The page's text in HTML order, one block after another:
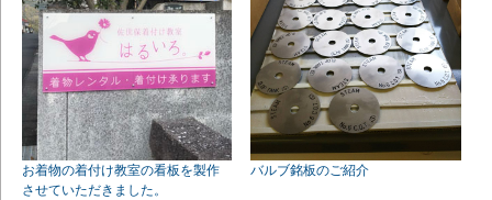
お着物の着付け教室の看板を製作
させていただきました。
バルブ銘板のご紹介